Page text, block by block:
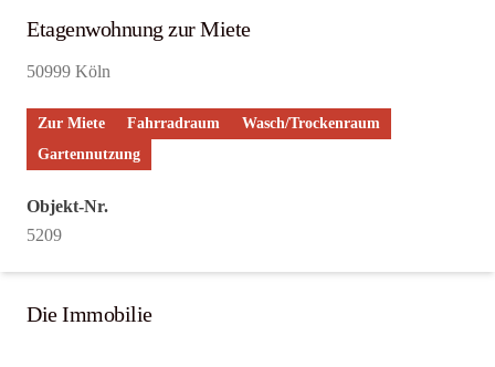
Etagenwohnung zur Miete
50999 Köln
Zur Miete Fahrradraum
Wasch/Trockenraum
Gartennutzung
Objekt-Nr.
5209
Die Immobilie